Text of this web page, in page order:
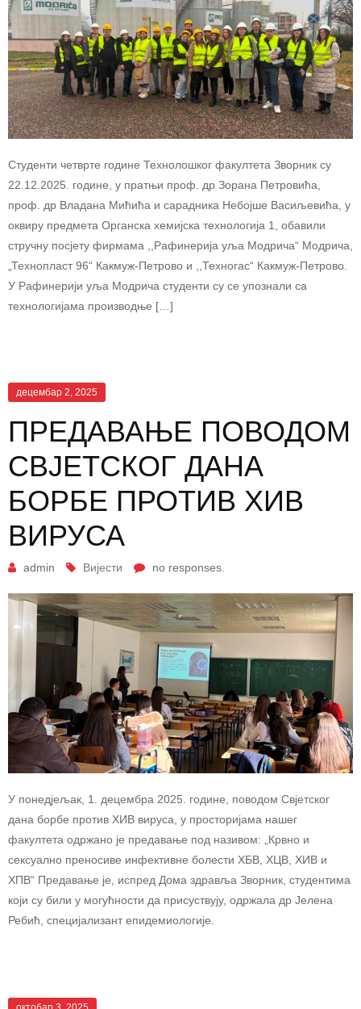
Студенти четврте године Технолошког факултета Зворник су
22.12.2025. године, у пратњи проф. др Зорана Петровића,
проф. др Владана Мићића и сарадника Небојше Васиљевића, у
оквиру предмета Органска хемијска технологија 1, обавили
стручну посјету фирмама ,,Рафинерија уља Модрича“ Модрича,
„Технопласт 96“ Какмуж-Петрово и ,,Техногас“ Какмуж-Петрово.
У Рафинерији уља Модрича студенти су се упознали са
технологијама производње […]
децембар 2, 2025
ПРЕДАВАЊЕ ПОВОДОМ
СВЈЕТСКОГ ДАНА
БОРБЕ ПРОТИВ ХИВ
ВИРУСА
admin Вијести no responses.
У понедјељак, 1. децембра 2025. године, поводом Свјетског
дана борбе против ХИВ вируса, у просторијама нашег
факултета одржано је предавање под називом: „Крвно и
сексуално преносиве инфективне болести ХБВ, ХЦВ, ХИВ и
ХПВ“ Предавање је, испред Дома здравља Зворник, студентима
који су били у могућности да присуствују, одржала др Јелена
Ребић, специјализант епидемиологије.